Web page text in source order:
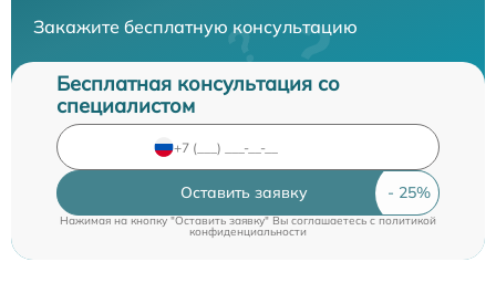
Закажите бесплатную консультацию
Бесплатная консультация со
специалистом
Оставить заявку
Нажимая на кнопку "Оставить заявку" Вы соглашаетесь cполитикой
конфиденциальности